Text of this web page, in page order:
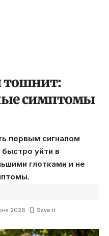
тошнит:
симптомы
первым сигналом
уйти в
глотками и не
2026